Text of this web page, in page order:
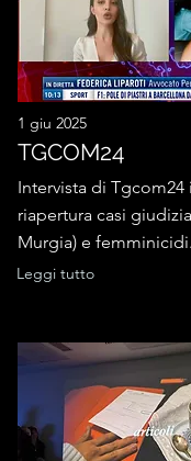
1 giu 2025
TGCOM24
Intervista di Tgcom24
riapertura casi
Murgia) e femminicidi.
Leggi tutto